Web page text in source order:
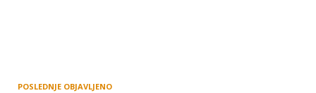
POSLEDNJE OBJAVLJENO